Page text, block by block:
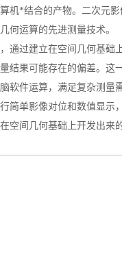
机*结合的产物。二次元
何运算的先进测量技术。
通过建立在空间几何基
结果可能存在的偏差。
软件运算，满足复杂测量
简单影像对位和数值显
空间几何基础上开发出来